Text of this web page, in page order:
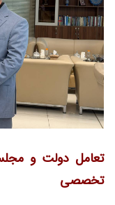
تعامل دولت و
تخصصی